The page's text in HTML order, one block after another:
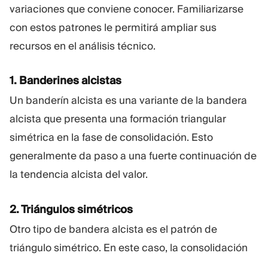
variaciones que conviene conocer. Familiarizarse
con estos patrones le permitirá ampliar sus
recursos en el análisis técnico.
1. Banderines alcistas
Un banderín alcista es una variante de la bandera
alcista que presenta una formación triangular
simétrica en la fase de consolidación. Esto
generalmente da paso a una fuerte continuación de
la tendencia alcista del valor.
2. Triángulos simétricos
Otro tipo de bandera alcista es el patrón de
triángulo simétrico. En este caso, la consolidación